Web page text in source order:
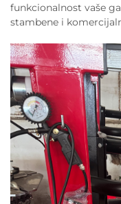
funkcionalnost vaše
stambene i